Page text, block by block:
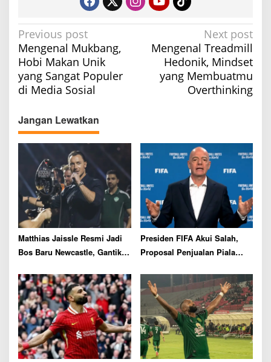
P
o
s
t
a
v
g
a
t
i
o
n
Previous post
Mengenal Mukbang,
Hobi Makan Unik
yang Sangat Populer
di Media Sosial
Next post
Mengenal Treadmill
Hedonik, Mindset
yang Membuatmu
Overthinking
Jangan Lewatkan
Matthias Jaissle Resmi Jadi
Bos Baru Newcastle, Gantikan
Presiden FIFA Akui Salah,
Proposal Penjualan Piala